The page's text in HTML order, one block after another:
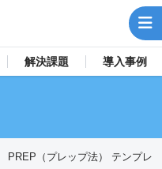
解決課題 導入事例
PREP（プレップ法） テンプレ